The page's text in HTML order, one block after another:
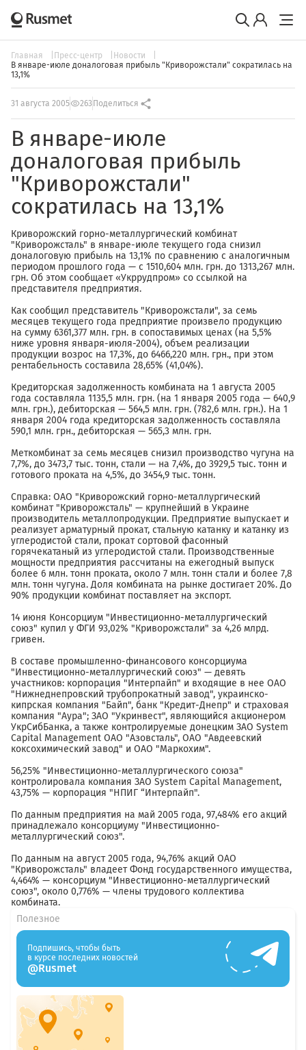
Главная Пресс-центр
Новости
В январе-июле доналоговая прибыль "Криворожстали" сократилась на
13,1%
31 августа 2005 263 Поделиться
В январе-июле
доналоговая прибыль
"Криворожстали"
сократилась на 13,1%
Криворожский горно-металлургический комбинат
"Криворожсталь" в январе-июле текущего года снизил
доналоговую прибыль на 13,1% по сравнению с аналогичным
периодом прошлого года — с 1510,604 млн. грн. до 1313,267 млн.
грн. Об этом сообщает «Укррудпром» со ссылкой на
представителя предприятия.
Как сообщил представитель "Криворожстали", за семь
месяцев текущего года предприятие произвело продукцию
на сумму 6361,377 млн. грн. в сопоставимых ценах (на 5,5%
ниже уровня января-июля-2004), объем реализации
продукции возрос на 17,3%, до 6466,220 млн. грн., при этом
рентабельность составила 28,65% (41,04%).
Кредиторская задолженность комбината на 1 августа 2005
года составляла 1135,5 млн. грн. (на 1 января 2005 года — 640,9
млн. грн.), дебиторская — 564,5 млн. грн. (782,6 млн. грн.). На 1
января 2004 года кредиторская задолженность составляла
590,1 млн. грн., дебиторская — 565,3 млн. грн.
Меткомбинат за семь месяцев снизил производство чугуна на
7,7%, до 3473,7 тыс. тонн, стали — на 7,4%, до 3929,5 тыс. тонн и
готового проката на 4,5%, до 3454,9 тыс. тонн.
Справка: ОАО "Криворожский горно-металлургический
комбинат "Криворожсталь" — крупнейший в Украине
производитель металлопродукции. Предприятие выпускает и
реализует арматурный прокат, стальную катанку и катанку из
углеродистой стали, прокат сортовой фасонный
горячекатаный из углеродистой стали. Производственные
мощности предприятия рассчитаны на ежегодный выпуск
более 6 млн. тонн проката, около 7 млн. тонн стали и более 7,8
млн. тонн чугуна. Доля комбината на рынке достигает 20%. До
90% продукции комбинат поставляет на экспорт.
14 июня Консорциум "Инвестиционно-металлургический
союз" купил у ФГИ 93,02% "Криворожстали" за 4,26 млрд.
гривен.
В составе промышленно-финансового консорциума
"Инвестиционно-металлургический союз" — девять
участников: корпорация "Интерпайп" и входящие в нее ОАО
"Нижнеднепровский трубопрокатный завод", украинско-
кипрская компания "Байп", банк "Кредит-Днепр" и страховая
компания "Аура"; ЗАО "Укринвест", являющийся акционером
УкрСибБанка, а также контролируемые донецким ЗАО System
Capital Management ОАО "Азовсталь", ОАО "Авдеевский
коксохимический завод" и ОАО "Маркохим".
56,25% "Инвестиционно-металлургического союза"
контролировала компания ЗАО System Capital Management,
43,75% — корпорация "НПИГ “Интерпайп".
По данным предприятия на май 2005 года, 97,484% его акций
принадлежало консорциуму "Инвестиционно-
металлургический союз".
По данным на август 2005 года, 94,76% акций ОАО
"Криворожсталь" владеет Фонд государственного имущества,
4,464% — консорциум "Инвестиционно-металлургический
союз", около 0,776% — члены трудового коллектива
комбината.
Полезное
Подпишись, чтобы быть
в курсе последних новостей
@Rusmet